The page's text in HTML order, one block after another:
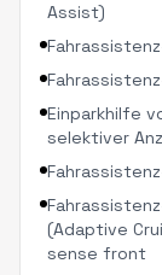
Assist)
Einparkhilfe
selektiver
(Adaptive
sense front